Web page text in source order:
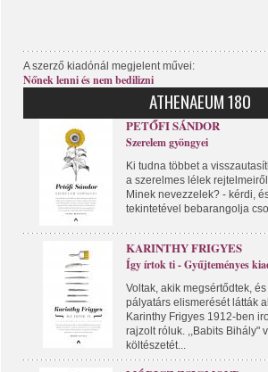
A szerző kiadónál megjelent művei:
Nőnek lenni és nem bedilizni
ATHENAEUM 180
PETŐFI SÁNDOR
Szerelem gyöngyei
Ki tudna többet a
a szerelmes lélek
Minek nevezzelek? - kérdi,
tekintetével bebarangolja
KARINTHY FRIGYES
Így írtok ti - Gyűjteményes
Voltak, akik megsértődtek,
pályatárs elismerését látták
Karinthy Frigyes 1912-ben
rajzolt róluk. ,,Babits Bihály"
költészetét...